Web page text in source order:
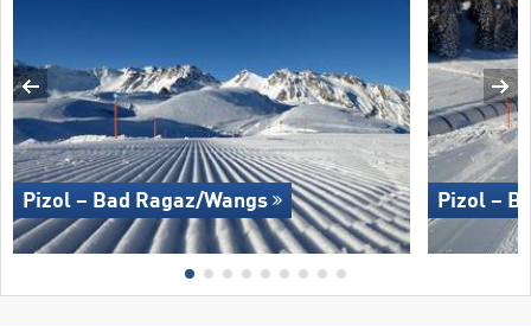
Pizol – Bad Ragaz/​Wangs Pizol –